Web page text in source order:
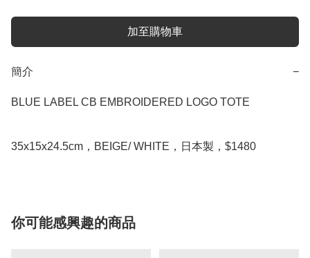
加至購物車
簡介 −
BLUE LABEL CB EMBROIDERED LOGO TOTE
35x15x24.5cm，BEIGE/ WHITE，日本製，$1480
你可能感興趣的商品